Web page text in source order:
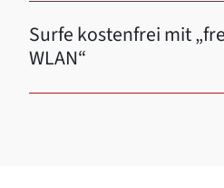
Surfe kostenfrei mit
WLAN“